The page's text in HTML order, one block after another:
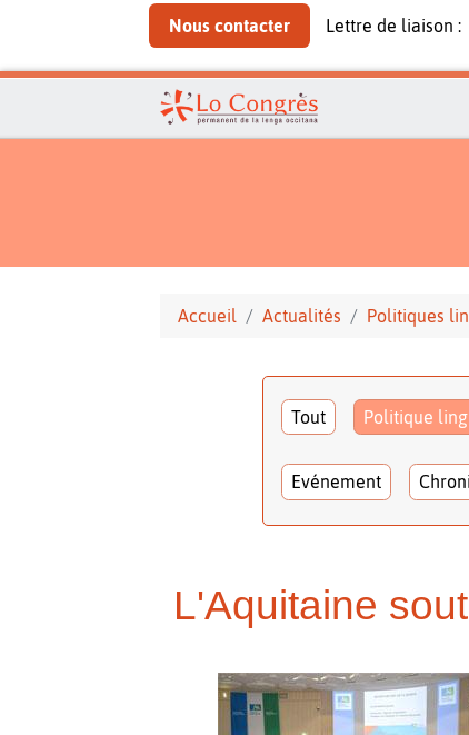
Nous contacter Lettre de liaison :
Accueil Actualités Politiques
Tout Politique
Evénement
L'Aquitaine